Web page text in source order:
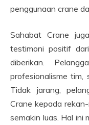
penggunaan crane
Sahabat Crane
testimoni positif
diberikan.
profesionalisme tim,
Tidak jarang,
Crane kepada
semakin luas. Hal ini